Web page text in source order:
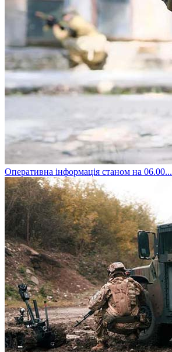
​Оперативна інформація станом на 06.00...